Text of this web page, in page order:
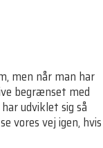
men når man har
begrænset med
udviklet sig så
vores vej igen, hvis